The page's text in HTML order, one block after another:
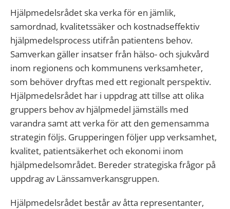
Hjälpmedelsrådet ska verka för en jämlik,
samordnad, kvalitetssäker och kostnadseffektiv
hjälpmedelsprocess utifrån patientens behov.
Samverkan gäller insatser från hälso- och sjukvård
inom regionens och kommunens verksamheter,
som behöver dryftas med ett regionalt perspektiv.
Hjälpmedelsrådet har i uppdrag att tillse att olika
gruppers behov av hjälpmedel jämställs med
varandra samt att verka för att den gemensamma
strategin följs. Grupperingen följer upp verksamhet,
kvalitet, patientsäkerhet och ekonomi inom
hjälpmedelsområdet. Bereder strategiska frågor på
uppdrag av Länssamverkansgruppen.
Hjälpmedelsrådet består av åtta representanter,